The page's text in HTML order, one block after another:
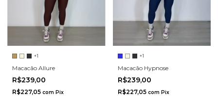
+1
Macacão Allure
R$239,00
R$227,05 com Pix
+1
Macacão Hypnose
R$239,00
R$227,05 com Pix